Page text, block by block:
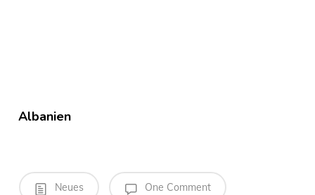
Albanien
Neues One Comment